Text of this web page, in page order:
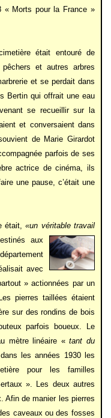
« Morts pour la France »
était entouré de
et autres arbres
et se perdait dans
Bertin qui offrait une eau
se recueillir sur la
et conversaient dans
de Marie Girardot
parfois de ses
actrice de cinéma, ils
une pause, c’était une
était,«un véritable travail
aux
avec
» actionnées par un
pierres taillées étaient
sur des rondins de bois
parfois boueux. Le
mètre linéaire «tant du
les années 1930 les
pour les familles
». Les deux autres
Afin de manier les pierres
caveaux ou des fosses